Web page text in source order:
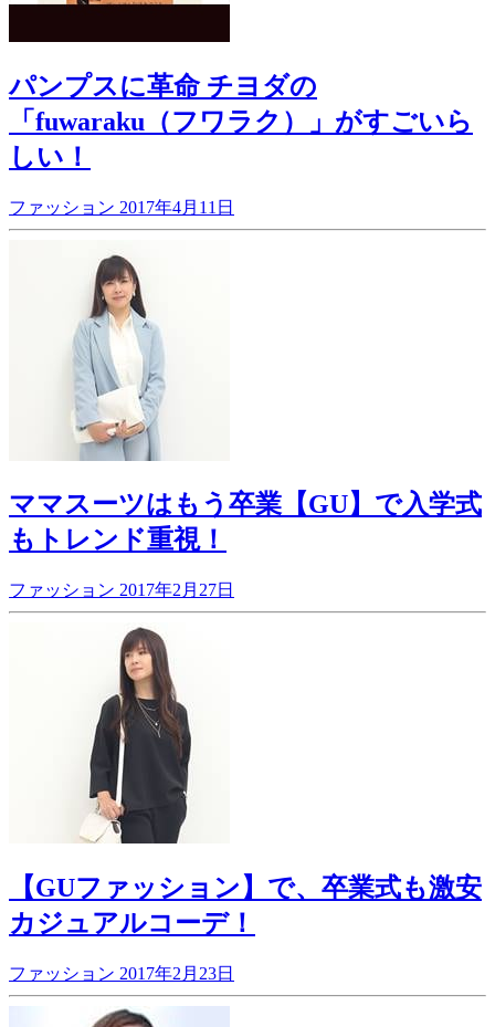
パンプスに革命 チヨダの
「fuwaraku（フワラク）」がすごいら
しい！
ファッション 2017年4月11日
ママスーツはもう卒業【GU】で入学式
もトレンド重視！
ファッション 2017年2月27日
【GUファッション】で、卒業式も激安
カジュアルコーデ！
ファッション 2017年2月23日